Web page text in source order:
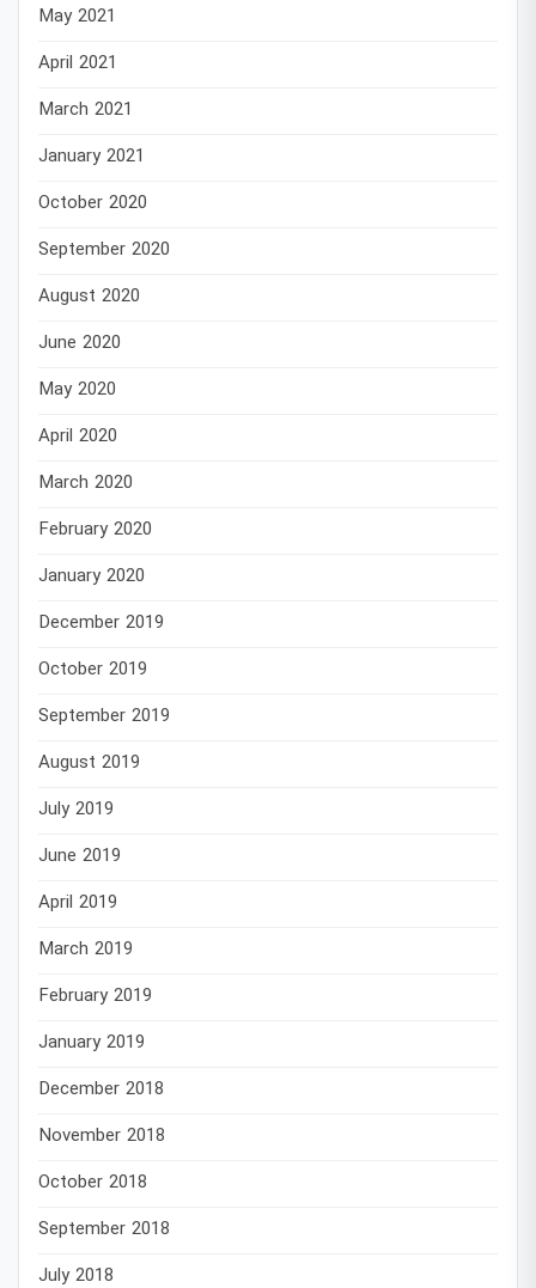
May 2021
April 2021
March 2021
January 2021
October 2020
September 2020
August 2020
June 2020
May 2020
April 2020
March 2020
February 2020
January 2020
December 2019
October 2019
September 2019
August 2019
July 2019
June 2019
April 2019
March 2019
February 2019
January 2019
December 2018
November 2018
October 2018
September 2018
July 2018